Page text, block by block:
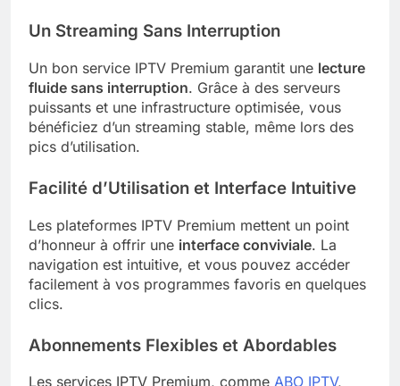
Un Streaming Sans Interruption
Un bon service IPTV Premium garantit une lecture
fluide sans interruption. Grâce à des serveurs
puissants et une infrastructure optimisée, vous
bénéficiez d’un streaming stable, même lors des
pics d’utilisation.
Facilité d’Utilisation et Interface Intuitive
Les plateformes IPTV Premium mettent un point
d’honneur à offrir une interface conviviale. La
navigation est intuitive, et vous pouvez accéder
facilement à vos programmes favoris en quelques
clics.
Abonnements Flexibles et Abordables
Les services IPTV Premium, comme ABO IPTV,